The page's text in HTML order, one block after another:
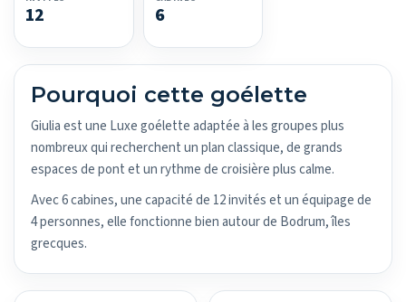
12 6
Pourquoi cette goélette
Giulia est une Luxe goélette adaptée à les groupes plus
nombreux qui recherchent un plan classique, de grands
espaces de pont et un rythme de croisière plus calme.
Avec 6 cabines, une capacité de 12 invités et un équipage de
4 personnes, elle fonctionne bien autour de Bodrum, îles
grecques.